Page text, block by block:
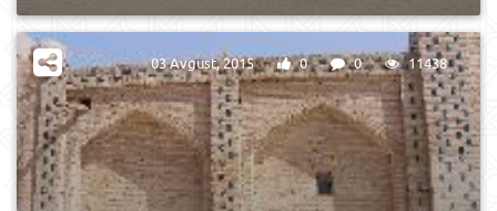
03 Avgust, 2015 0 0 11438